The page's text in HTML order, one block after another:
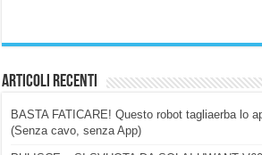
Articoli Recenti
BASTA FATICARE! Questo robot tagliaerba lo
(Senza cavo, senza App)